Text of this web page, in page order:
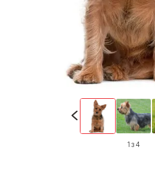
1 з 4